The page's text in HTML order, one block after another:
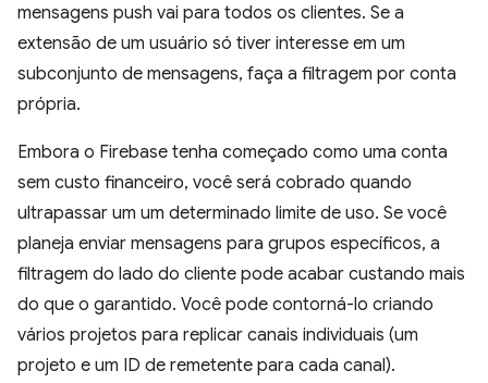
mensagens push vai para todos os clientes. Se a
extensão de um usuário só tiver interesse em um
subconjunto de mensagens, faça a filtragem por conta
própria.
Embora o Firebase tenha começado como uma conta
sem custo financeiro, você será cobrado quando
ultrapassar um um determinado limite de uso. Se você
planeja enviar mensagens para grupos específicos, a
filtragem do lado do cliente pode acabar custando mais
do que o garantido. Você pode contorná-lo criando
vários projetos para replicar canais individuais (um
projeto e um ID de remetente para cada canal).